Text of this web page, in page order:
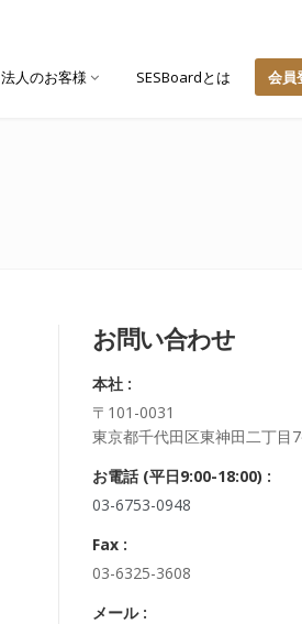
法人のお客様 SESBoardとは 会員
お問い合わせ
本社 :
〒101-0031
東京都千代田区東神田二丁目
お電話 (平日9:00-18:00) :
03-6753-0948
Fax :
03-6325-3608
メール :